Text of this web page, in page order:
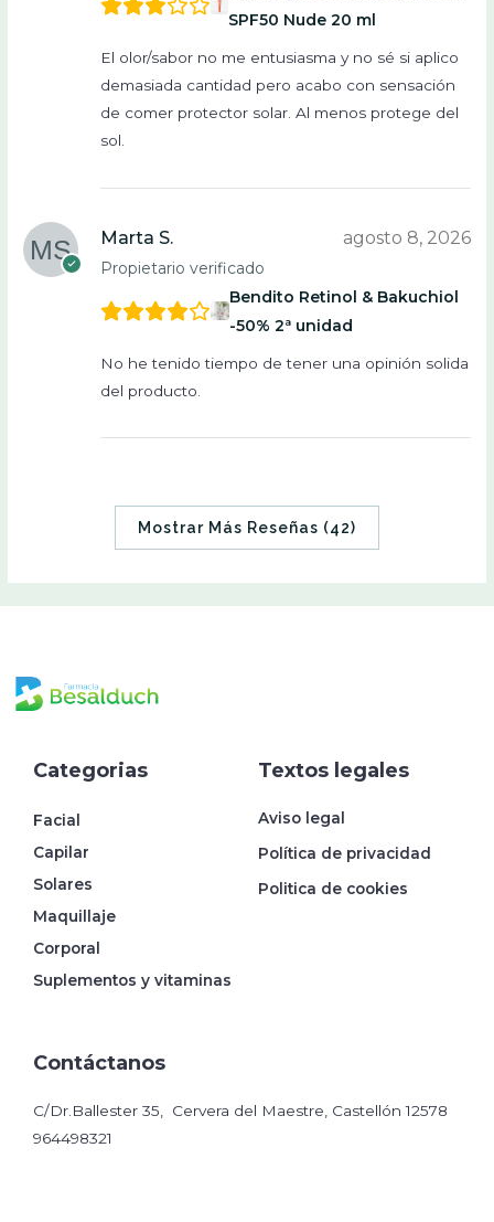
SPF50 Nude 20 ml
El olor/sabor no me entusiasma y no sé si aplico
demasiada cantidad pero acabo con sensación
de comer protector solar. Al menos protege del
sol.
Marta S.
Propietario verificado
agosto 8, 2026
Bendito Retinol & Bakuchiol
-50% 2ª unidad
No he tenido tiempo de tener una opinión solida
del producto.
Mostrar Más Reseñas (42)
Categorias
Facial
Capilar
Solares
Maquillaje
Corporal
Suplementos y vitaminas
Textos legales
Aviso legal
Política de privacidad
Politica de cookies
Contáctanos
C/Dr.Ballester 35, Cervera del Maestre, Castellón 12578
964498321